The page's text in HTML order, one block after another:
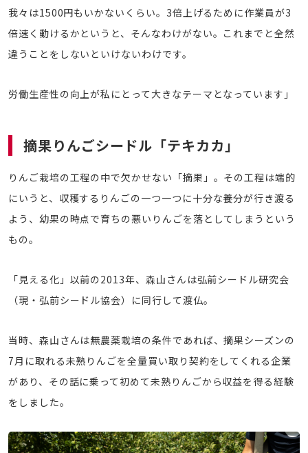
我々は1500円もいかないくらい。3倍上げるために作業員が3
倍速く動けるかというと、そんなわけがない。これまでと全然
違うことをしないといけないわけです。
労働生産性の向上が私にとって大きなテーマとなっています」
摘果りんごシードル「テキカカ」
りんご栽培の工程の中で欠かせない「摘果」。その工程は端的
にいうと、収穫するりんごの一つ一つに十分な養分が行き渡る
よう、幼果の時点で育ちの悪いりんごを落としてしまうという
もの。
「見える化」以前の2013年、森山さんは弘前シードル研究会
（現・弘前シードル協会）に同行して渡仏。
当時、森山さんは無農薬栽培の条件であれば、摘果シーズンの
7月に取れる未熟りんごを全量買い取り契約をしてくれる企業
があり、その話に乗って初めて未熟りんごから収益を得る経験
をしました。